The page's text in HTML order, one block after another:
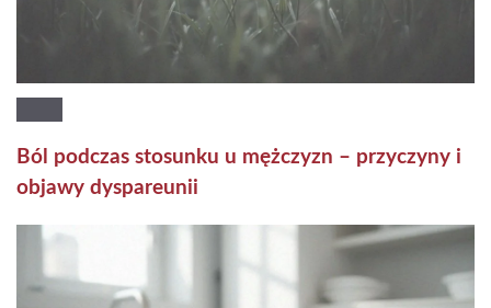
Ból podczas stosunku u mężczyzn – przyczyny i
objawy dyspareunii